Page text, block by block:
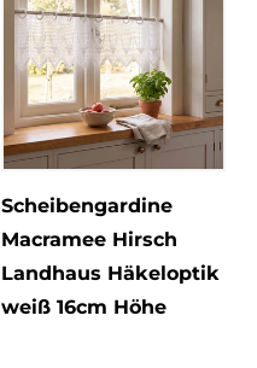
Scheibengardine
Macramee Hirsch
Landhaus Häkeloptik
weiß 16cm Höhe